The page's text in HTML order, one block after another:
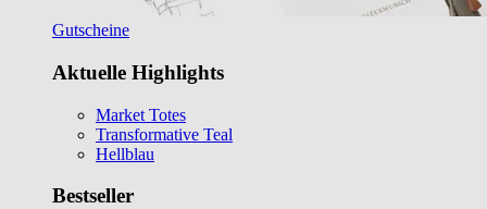
Gutscheine
Aktuelle Highlights
Market Totes
Transformative Teal
Hellblau
Bestseller